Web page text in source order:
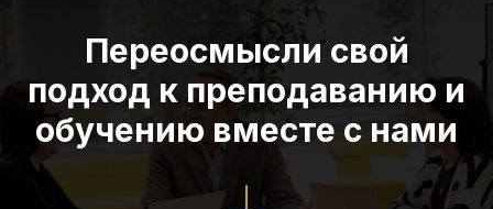
Переосмысли свой
подход к преподаванию и
обучению вместе с нами